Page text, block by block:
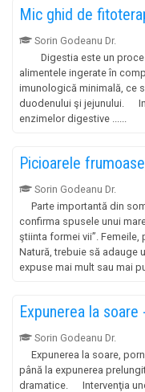
Mic ghid de
Sorin Godeanu Dr.
Digestia este un
alimentele ingerate în
imunologică minimală, ce
duodenului şi jejunului.
enzimelor digestive ......
Picioarele
Sorin Godeanu Dr.
Parte importantă din
confirma spusele unui
ştiinta formei vii”. Femeile,
Natură, trebuie să adauge
expuse mai mult sau mai
Expunerea la
Sorin Godeanu Dr.
Expunerea la soare,
până la expunerea
dramatice. Intervenţia